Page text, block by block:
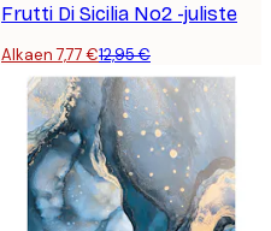
Frutti Di Sicilia No2 -juliste
Alkaen 7,77 €12,95 €